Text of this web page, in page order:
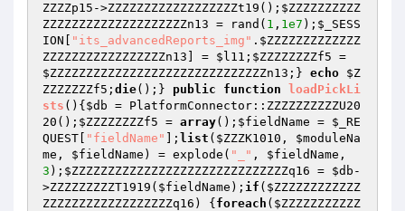
ZZZZp15 ->ZZZZZZZZZZZZZZZZZZt19(); $ZZZZZZZZZZ
ZZZZZZZZZZZZZZZZZZZZn13 = rand( 1 , 1e7 ); $_SESS
ION
"its_advancedReports_img" . $ZZZZZZZZZZZZZ
ZZZZZZZZZZZZZZZZZn13 ] = $l11 ; $ZZZZZZZZf5
$ZZZZZZZZZZZZZZZZZZZZZZZZZZZZZZn13 ;} echo $Z
ZZZZZZZf5 ; die();} public function
loadPickLi
sts () { $db = PlatformConnector::ZZZZZZZZZZU20
20(); $ZZZZZZZZf5 = array(); $fieldName = $_RE
QUEST
"fieldName" ]; list ( $ZZZK1010 , $moduleNa
me , $fieldName ) = explode( "_" , $fieldName
3 ); $ZZZZZZZZZZZZZZZZZZZZZZZZZZZZZZq16 = $db -
>ZZZZZZZZZT1919( $fieldName ); if ( $ZZZZZZZZZZZZ
ZZZZZZZZZZZZZZZZZZq16 ) { foreach ( $ZZZZZZZZZZZ